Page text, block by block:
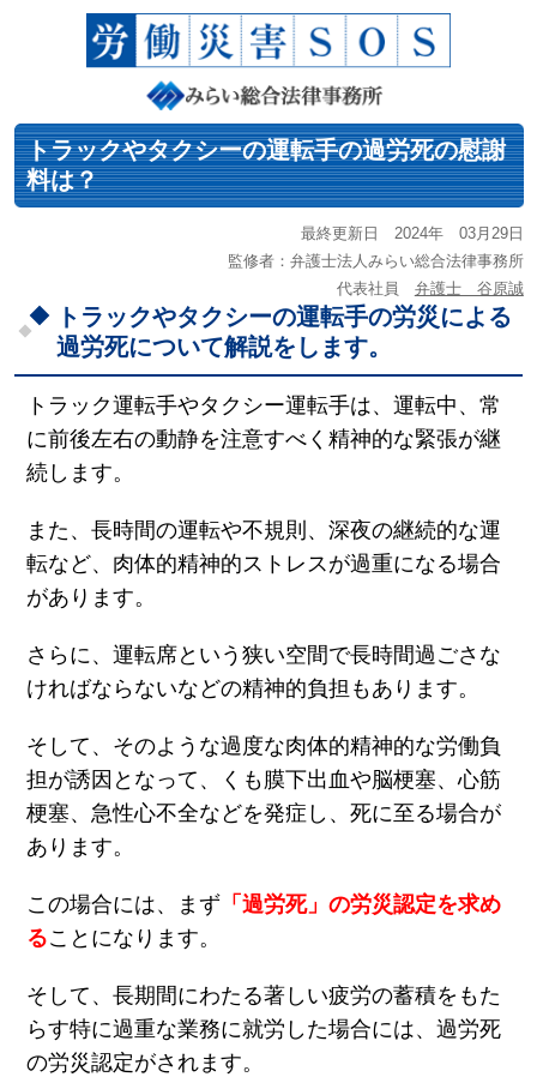
トラックやタクシーの運転手の過労死の慰謝
料は？
最終更新日 2024年 03月29日
監修者：弁護士法人みらい総合法律事務所
代表社員 弁護士 谷原誠
トラックやタクシーの運転手の労災による
過労死について解説をします。
トラック運転手やタクシー運転手は、運転中、常
に前後左右の動静を注意すべく精神的な緊張が継
続します。
また、長時間の運転や不規則、深夜の継続的な運
転など、肉体的精神的ストレスが過重になる場合
があります。
さらに、運転席という狭い空間で長時間過ごさな
ければならないなどの精神的負担もあります。
そして、そのような過度な肉体的精神的な労働負
担が誘因となって、くも膜下出血や脳梗塞、心筋
梗塞、急性心不全などを発症し、死に至る場合が
あります。
この場合には、まず「過労死」の労災認定を求め
ることになります。
そして、長期間にわたる著しい疲労の蓄積をもた
らす特に過重な業務に就労した場合には、過労死
の労災認定がされます。